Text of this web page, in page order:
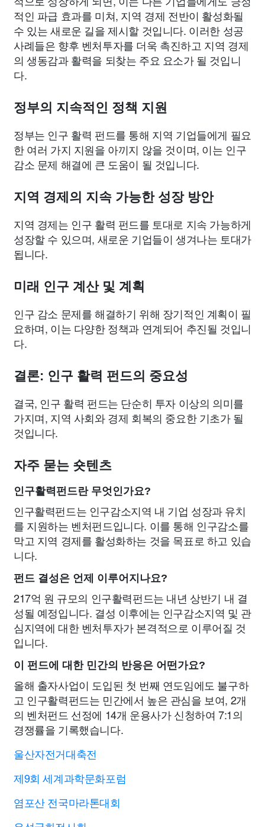
적인 파급 효과를 미쳐, 지역 경제 전반이 활성화될
수 있는 새로운 길을 제시할 것입니다. 이러한 성공
사례들은 향후 벤처투자를 더욱 촉진하고 지역 경제
의 생동감과 활력을 되찾는 주요 요소가 될 것입니
다.
정부의 지속적인 정책 지원
정부는 인구 활력 펀드를 통해 지역 기업들에게 필요
한 여러 가지 지원을 아끼지 않을 것이며, 이는 인구
감소 문제 해결에 큰 도움이 될 것입니다.
지역 경제의 지속 가능한 성장 방안
지역 경제는 인구 활력 펀드를 토대로 지속 가능하게
성장할 수 있으며, 새로운 기업들이 생겨나는 토대가
됩니다.
미래 인구 계산 및 계획
인구 감소 문제를 해결하기 위해 장기적인 계획이 필
요하며, 이는 다양한 정책과 연계되어 추진될 것입니
다.
결론: 인구 활력 펀드의 중요성
결국, 인구 활력 펀드는 단순히 투자 이상의 의미를
가지며, 지역 사회와 경제 회복의 중요한 기초가 될
것입니다.
자주 묻는 숏텐츠
인구활력펀드란 무엇인가요?
인구활력펀드는 인구감소지역 내 기업 성장과 유치
를 지원하는 벤처펀드입니다. 이를 통해 인구감소를
막고 지역 경제를 활성화하는 것을 목표로 하고 있습
니다.
펀드 결성은 언제 이루어지나요?
217억 원 규모의 인구활력펀드는 내년 상반기 내 결
성될 예정입니다. 결성 이후에는 인구감소지역 및 관
심지역에 대한 벤처투자가 본격적으로 이루어질 것
입니다.
이 펀드에 대한 민간의 반응은 어떤가요?
올해 출자사업이 도입된 첫 번째 연도임에도 불구하
고 인구활력펀드는 민간에서 높은 관심을 보여, 2개
의 벤처펀드 선정에 14개 운용사가 신청하여 7:1의
경쟁률을 기록했습니다.
울산자전거대축전
제9회 세계과학문화포럼
염포산 전국마라톤대회